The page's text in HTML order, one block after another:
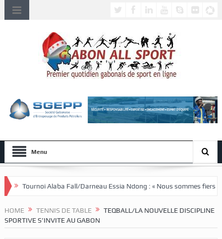
Menu
Fall/Darneau Essia Ndong : « Nous sommes fiers du parcours de nos
HOME TENNIS DE TABLE
TEQBALL/LA NOUVELLE DISCIPLINE
SPORTIVE S’INVITE AU GABON